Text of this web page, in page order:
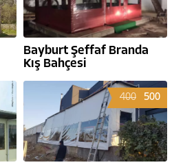
Bayburt Şeffaf Branda
Kış Bahçesi
400 500